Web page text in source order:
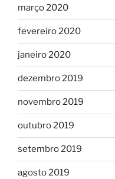
março 2020
fevereiro 2020
janeiro 2020
dezembro 2019
novembro 2019
outubro 2019
setembro 2019
agosto 2019